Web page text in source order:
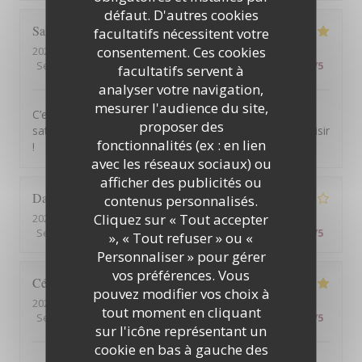
défaut. D'autres cookies
facultatifs nécessitent votre
consentement. Ces cookies
facultatifs servent à
analyser votre navigation,
mesurer l'audience du site,
proposer des
fonctionnalités (ex : en lien
avec les réseaux sociaux) ou
afficher des publicités ou
contenus personnalisés.
Cliquez sur « Tout accepter
», « Tout refuser » ou «
Personnaliser » pour gérer
vos préférences. Vous
pouvez modifier vos choix à
tout moment en cliquant
sur l'icône représentant un
cookie en bas à gauche des
Sarah
2026-08-06
- 13:30 - Couverts 2
Service
Ambiance: 5/5 Cuisine : 5/5 Qualité / Prix /5
C’est ma troisième visite, et je suis toujours aussi
satisfaite des plats et du service. Je reviendrai avec plaisir
!
Daniel
2026-08-05
- 20:45 - Couverts 4
Service
Ambiance:4/5 Cuisine: /5 Qualité / Prix /5
Cécile
2026-08-05
- 19:15 - Couverts 2
Service
Ambiance: 5/5 Cuisine: 5/5 Qualité / Prix /5